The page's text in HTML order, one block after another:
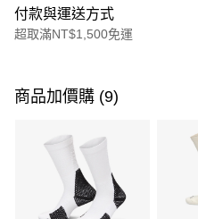
付款與運送方式
超取滿NT$1,500免運
信用卡一次付款
3 期 0 利率 每期
合作金庫商業銀行
華南商業銀行
商品加價購 (9)